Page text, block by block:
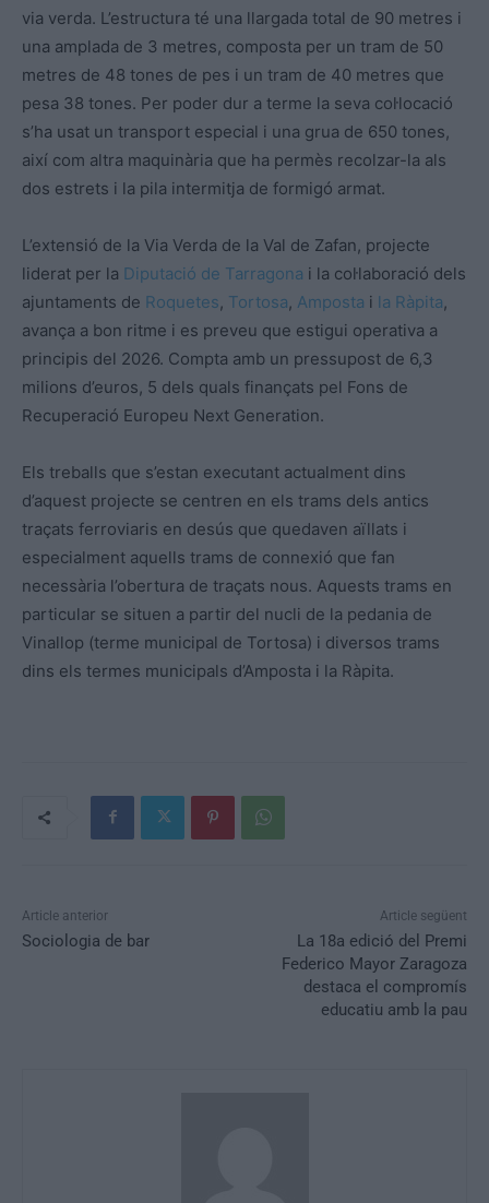
via verda. L’estructura té una llargada total de 90 metres i
una amplada de 3 metres, composta per un tram de 50
metres de 48 tones de pes i un tram de 40 metres que
pesa 38 tones. Per poder dur a terme la seva col·locació
s’ha usat un transport especial i una grua de 650 tones,
així com altra maquinària que ha permès recolzar-la als
dos estrets i la pila intermitja de formigó armat.
L’extensió de la Via Verda de la Val de Zafan, projecte
liderat per la Diputació de Tarragona i la col·laboració dels
ajuntaments de Roquetes, Tortosa, Amposta i la Ràpita,
avança a bon ritme i es preveu que estigui operativa a
principis del 2026. Compta amb un pressupost de 6,3
milions d’euros, 5 dels quals finançats pel Fons de
Recuperació Europeu Next Generation.
Els treballs que s’estan executant actualment dins
d’aquest projecte se centren en els trams dels antics
traçats ferroviaris en desús que quedaven aïllats i
especialment aquells trams de connexió que fan
necessària l’obertura de traçats nous. Aquests trams en
particular se situen a partir del nucli de la pedania de
Vinallop (terme municipal de Tortosa) i diversos trams
dins els termes municipals d’Amposta i la Ràpita.
Article anterior
Sociologia de bar
Article següent
La 18a edició del Premi
Federico Mayor Zaragoza
destaca el compromís
educatiu amb la pau